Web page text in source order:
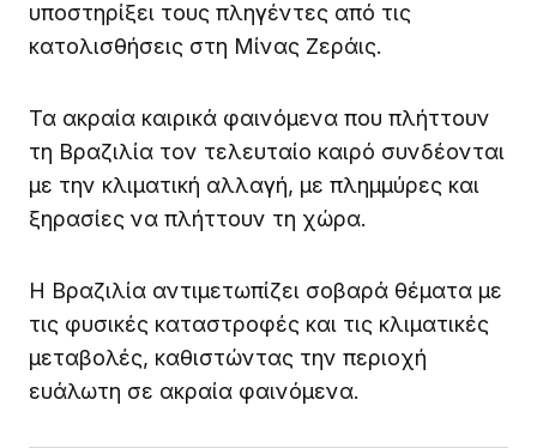
υποστηρίξει τους πληγέντες από τις
κατολισθήσεις στη Μίνας Ζεράις.
Τα ακραία καιρικά φαινόμενα που πλήττουν
τη Βραζιλία τον τελευταίο καιρό συνδέονται
με την κλιματική αλλαγή, με πλημμύρες και
ξηρασίες να πλήττουν τη χώρα.
Η Βραζιλία αντιμετωπίζει σοβαρά θέματα με
τις φυσικές καταστροφές και τις κλιματικές
μεταβολές, καθιστώντας την περιοχή
ευάλωτη σε ακραία φαινόμενα.